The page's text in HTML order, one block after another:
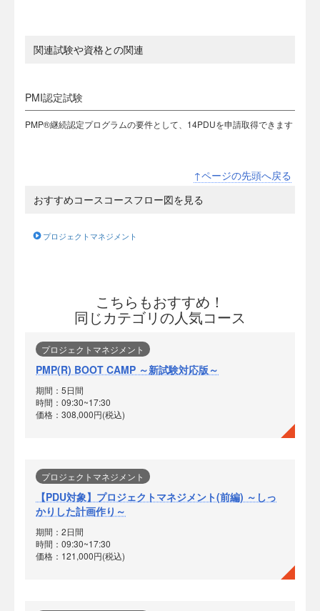
関連試験や資格との関連
PMI認定試験
PMP®継続認定プログラムの要件として、14PDUを申請取得できます
↑ページの先頭へ戻る
おすすめコースコースフロー図を見る
プロジェクトマネジメント
こちらもおすすめ！
同じカテゴリの人気コース
プロジェクトマネジメント
PMP(R) BOOT CAMP ～新試験対応版～
期間：5日間
時間：09:30~17:30
価格：308,000円(税込)
プロジェクトマネジメント
【PDU対象】プロジェクトマネジメント(前編) ～しっ
かりした計画作り～
期間：2日間
時間：09:30~17:30
価格：121,000円(税込)